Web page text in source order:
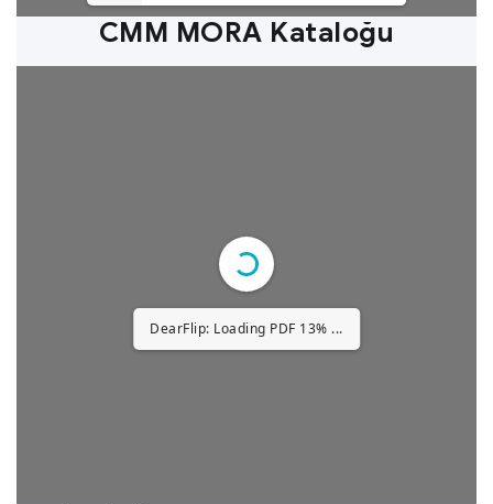
CMM MORA Kataloğu
DearFlip: Loading PDF 26% ...